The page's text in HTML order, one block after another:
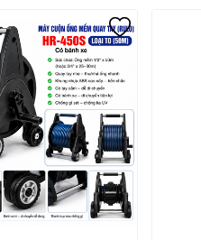
&
Van giúp kiểm soát